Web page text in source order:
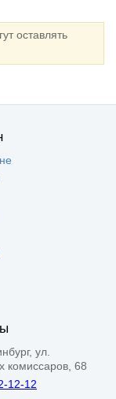
оставлять
ул.
комиссаров, 68
12-12